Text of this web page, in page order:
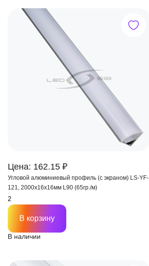
Цена: 162.15 ₽
Угловой алюминиевый профиль (с экраном) LS-YF-
121, 2000х16х16мм L90 (65гр./м)
В наличии
В корзину